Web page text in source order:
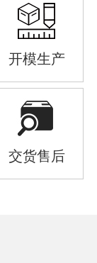
开模生产
交货售后